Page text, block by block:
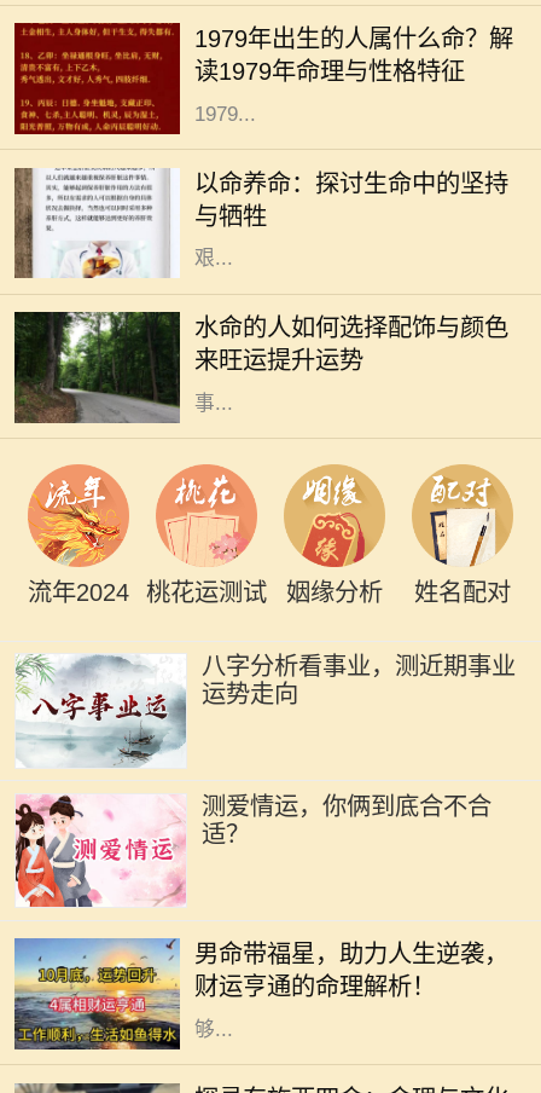
1979年出生的人属什么命？解
读1979年命理与性格特征
而神秘的学问，承载了人们对未来的
期望与生活的智慧。尤其是生肖对命
理的影响更是让不少人颇感兴趣。
1979...
以命养命：探讨生命中的坚持
与牺牲
在我们生活的每一天，“以命养命”这
个词汇时常萦绕在心头。然而，它的
深入含义并不只是字面上的理解，而
是包涵了我们在生活中所要面对的
艰...
水命的人如何选择配饰与颜色
来旺运提升运势
在中国传统命理中，水命的人通常具
有聪明机智、适应力强的个性特征。
不过，适当的配饰和颜色能进一步增
强水命人的运势，帮助他们在生活和
事...
流年2024 桃花运测试 姻缘分析 姓名配对
八字分析看事业，测近期事业
运势走向
测爱情运，你俩到底合不合
适？
男命带福星，助力人生逆袭，
财运亨通的命理解析！
认为是一种吉祥的命格，这种命格的
人往往能够在生活中享受到许多意想
不到的好运和福气。福星是指那些能
够...
在中国古老的命理文化中，“东施”和